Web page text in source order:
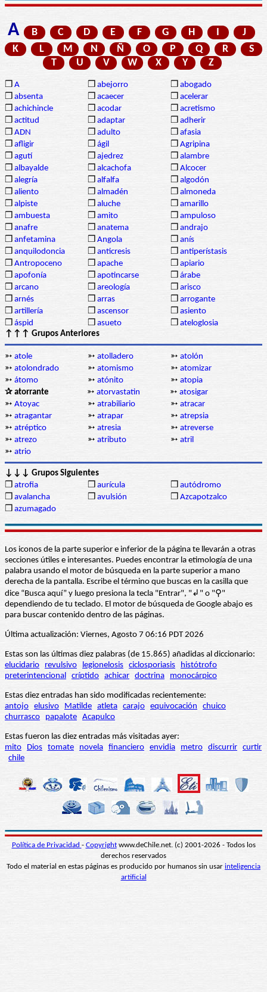
A B C D E F G H
J
K
L M N Ñ O P Q R
S
T
U V W X Y Z
❒ A ❒ abejorro ❒ abogado
❒ absenta ❒ acaecer ❒ acelerar
❒ achichincle ❒ acodar ❒ acretismo
❒ actitud ❒ adaptar ❒ adherir
❒ ADN ❒ adulto ❒ afasia
❒ afligir ❒ ágil ❒ Agripina
❒ agutí ❒ ajedrez ❒ alambre
❒ albayalde ❒ alcachofa ❒ Alcocer
❒ alegría ❒ alfalfa ❒ algodón
❒ aliento ❒ almadén ❒ almoneda
❒ alpiste ❒ aluche ❒ amarillo
❒ ambuesta ❒ amito ❒ ampuloso
❒ anafre ❒ anatema ❒ andrajo
❒ anfetamina ❒ Angola ❒ anís
❒ anquilodoncia ❒ anticresis ❒ antiperístasis
❒ Antropoceno ❒ apache ❒ apiario
❒ apofonía ❒ apotincarse ❒ árabe
❒ arcano ❒ areología ❒ arisco
❒ arnés ❒ arras ❒ arrogante
❒ artillería ❒ ascensor ❒ asiento
❒ áspid ❒ asueto ❒ ateloglosia
↑↑↑ Grupos Anteriores
➳ atole ➳ atolladero ➳ atolón
➳ atolondrado ➳ atomismo ➳ atomizar
➳ átomo ➳ atónito ➳ atopia
✰ atorrante
➳ atorvastatin ➳ atosigar
➳ Atoyac ➳ atrabiliario ➳ atracar
➳ atragantar ➳ atrapar ➳ atrepsia
➳ atréptico ➳ atresia ➳ atreverse
➳ atrezo ➳ atributo ➳ atril
➳ atrio
↓↓↓ Grupos Siguientes
❒ atrofia ❒ aurícula ❒ autódromo
❒ avalancha ❒ avulsión ❒ Azcapotzalco
❒ azumagado
Los iconos de la parte superior e inferior de la página te llevarán a otras
secciones útiles e interesantes. Puedes encontrar la etimología de una
palabra usando el motor de búsqueda en la parte superior a mano
derecha de la pantalla. Escribe el término que buscas en la casilla que
dice “Busca aquí” y luego presiona la tecla "Entrar", "↲" o "⚲"
dependiendo de tu teclado. El motor de búsqueda de Google abajo es
para buscar contenido dentro de las páginas.
Última actualización: Viernes, Agosto 7 06:16 PDT 2026
Estas son las últimas diez palabras (de 15.865) añadidas al diccionario:
elucidario
revulsivo legionelosis ciclosporiasis
histótrofo
preterintencional
críptido achicar doctrina monocárpico
Estas diez entradas han sido modificadas recientemente:
antojo elusivo Matilde atleta carajo equivocación
chuico
churrasco
papalote Acapulco
Estas fueron las diez entradas más visitadas ayer:
mito
Dios tomate novela financiero envidia metro discurrir curtir
chile
Política de Privacidad - Copyrightwww.deChile.net. (c) 2001-2026 - Todos los
derechos reservados
Todo el material en estas páginas es producido por humanos sin usar inteligencia
artificial